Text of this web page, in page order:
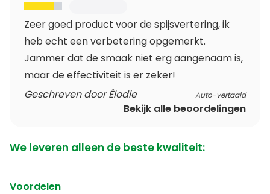
Zeer goed product voor de spijsvertering, ik
heb echt een verbetering opgemerkt.
Jammer dat de smaak niet erg aangenaam is,
maar de effectiviteit is er zeker!
Geschreven door Élodie
Auto-vertaald
Bekijk alle beoordelingen
We leveren alleen de beste kwaliteit:
Voordelen